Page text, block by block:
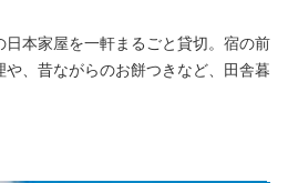
本家屋を一軒まるごと貸切。宿の前
、昔ながらのお餅つきなど、田舎暮